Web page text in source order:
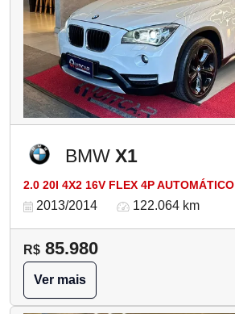
BMW X1
2.0 20I 4X2 16V FLEX 4P AUTOMÁTICO
2013/2014 122.064 km
R$ 85.980
Ver mais